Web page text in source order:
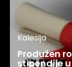
Kalesija
Produžen
stipendije